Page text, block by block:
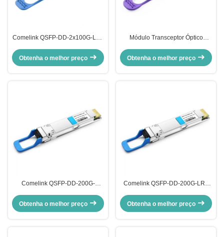
Comelink QSFP-DD-2x100G-LR4
LWDM4 10km Módulo
Obtenha o melhor preço
Módulo Transceptor Óptico
2X100G QSFP-DD CWDM4 10km
Obtenha o melhor preço
Comelink QSFP-DD-200G-
CWDM4 2km CS SMF módulo de
Obtenha o melhor preço
Comelink QSFP-DD-200G-LR4
LWDM4 10km LC SMF FEC
módulo de transmissor óptico
Obtenha o melhor preço